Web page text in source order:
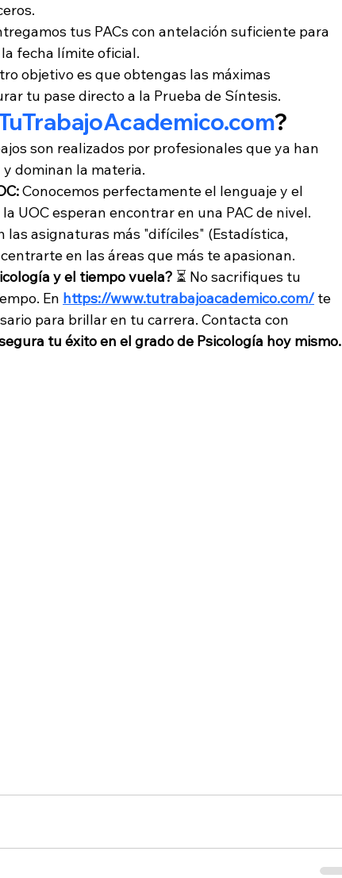
tus PACs con antelación suficiente para
fecha límite oficial.
objetivo es que obtengas las máximas
tu pase directo a la Prueba de Síntesis.
?
son realizados por profesionales que ya han
dominan la materia.
Conocemos perfectamente el lenguaje y el
UOC esperan encontrar en una PAC de nivel.
las asignaturas más "difíciles" (Estadística,
en las áreas que más te apasionan.
y el tiempo vuela? ⏳ No sacrifiques tu
En https://www.tutrabajoacademico.com/ te
para brillar en tu carrera. Contacta con
tu éxito en el grado de Psicología hoy mismo.